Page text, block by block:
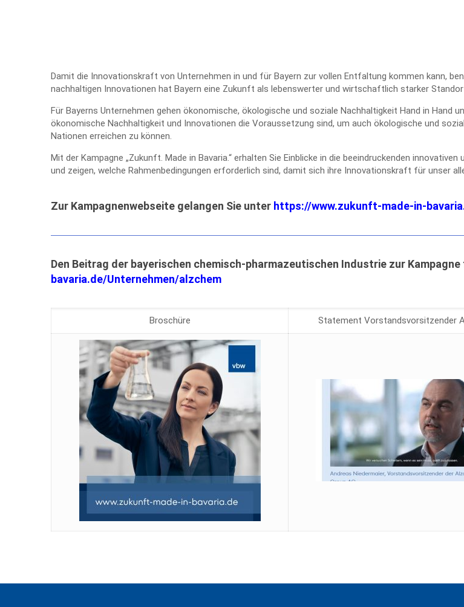
Damit die Innovationskraft von Unternehmen in und für Bayern zur vollen Entfaltung kommen kann,
nachhaltigen Innovationen hat Bayern eine Zukunft als lebenswerter und wirtschaftlich starker
Für Bayerns Unternehmen gehen ökonomische, ökologische und soziale Nachhaltigkeit Hand in Hand
ökonomische Nachhaltigkeit und Innovationen die Voraussetzung sind, um auch ökologische und
Nationen erreichen zu können.
Mit der Kampagne „Zukunft. Made in Bavaria.“ erhalten Sie Einblicke in die beeindruckenden
und zeigen, welche Rahmenbedingungen erforderlich sind, damit sich ihre Innovationskraft für unser
Zur Kampagnenwebseite gelangen Sie unter https://www.zukunft-made-in-
Den Beitrag der bayerischen chemisch-pharmazeutischen Industrie zur
bavaria.de/Unternehmen/alzchem
Broschüre Statement Vorstandsvorsitzender